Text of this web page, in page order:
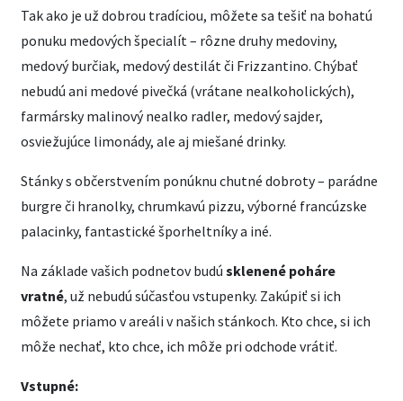
Tak ako je už dobrou tradíciou, môžete sa tešiť na bohatú
ponuku medových špecialít – rôzne druhy medoviny,
medový burčiak, medový destilát či Frizzantino. Chýbať
nebudú ani medové pivečká (vrátane nealkoholických),
farmársky malinový nealko radler, medový sajder,
osviežujúce limonády, ale aj miešané drinky.
Stánky s občerstvením ponúknu chutné dobroty – parádne
burgre či hranolky, chrumkavú pizzu, výborné francúzske
palacinky, fantastické šporheltníky a iné.
Na základe vašich podnetov budú sklenené poháre
vratné, už nebudú súčasťou vstupenky. Zakúpiť si ich
môžete priamo v areáli v našich stánkoch. Kto chce, si ich
môže nechať, kto chce, ich môže pri odchode vrátiť.
Vstupné: